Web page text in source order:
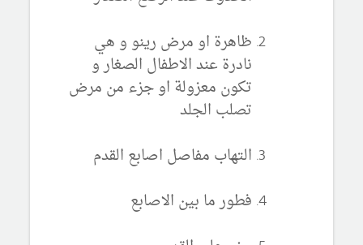
ظاهرة او مرض رينو و هي
نادرة عند الاطفال الصغار و
تكون معزولة او جزء من مرض
تصلب الجلد
التهاب مفاصل اصابع القدم
فطور ما بين الاصابع